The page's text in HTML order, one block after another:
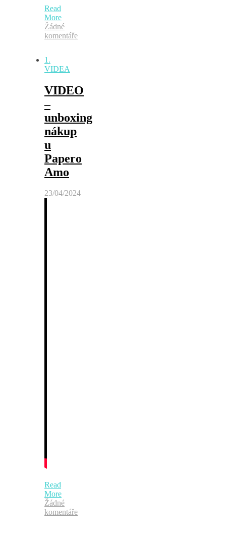
Read
More
Žádné
komentáře
1.
VIDEA
VIDEO
–
unboxing
nákup
u
Papero
Amo
23/04/2024
Read
More
Žádné
komentáře